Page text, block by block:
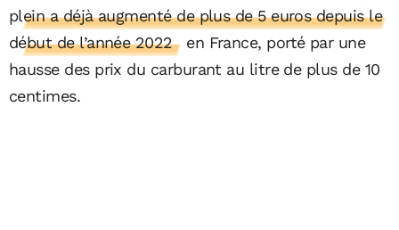
plein a déjà augmenté de plus de 5 euros depuis le
début de l’année 2022 en France, porté par une
hausse des prix du carburant au litre de plus de 10
centimes.